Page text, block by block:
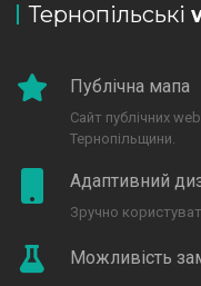
Тернопільські
Публічна мапа
Сайт публічних
Тернопільщини.
Адаптивний
Зручно
Можливість